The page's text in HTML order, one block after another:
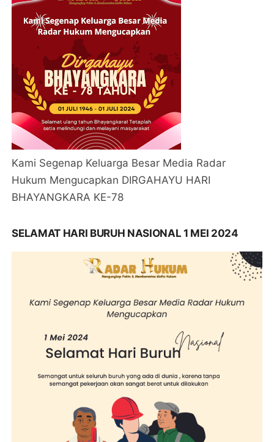
Kami Segenap Keluarga Besar Media Radar
Hukum Mengucapkan DIRGAHAYU HARI
BHAYANGKARA KE-78
SELAMAT HARI BURUH NASIONAL 1 MEI 2024